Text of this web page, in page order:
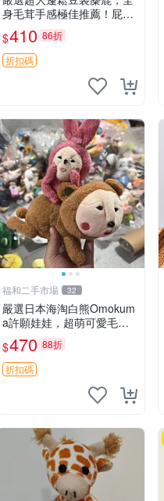
身毛茸手感極佳推薦！屁股
與四肢填充均勻，適合收藏
與孩童共賞。 麋鹿 豆袋 毛
茸玩具
$410 86折
折扣碼
福和二手市場 32
嚴選日本海淘白熊Omokum
a許願娃娃，超萌可愛毛絨
公仔推薦收藏 白熊 Omoku
ma 毛絨玩具 偽裝娃娃 玩具
擺飾
$470 88折
折扣碼